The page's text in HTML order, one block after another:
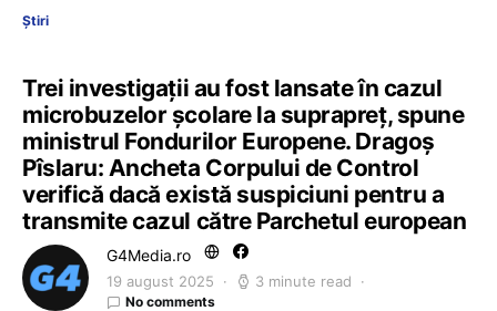
Știri
Trei investigații au fost lansate în cazul
microbuzelor școlare la suprapreț, spune
ministrul Fondurilor Europene. Dragoș
Pîslaru: Ancheta Corpului de Control
verifică dacă există suspiciuni pentru a
transmite cazul către Parchetul european
G4Media.ro
19 august 2025 3 minute read
No comments